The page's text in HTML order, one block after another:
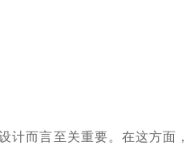
计而言至关重要。在这方面